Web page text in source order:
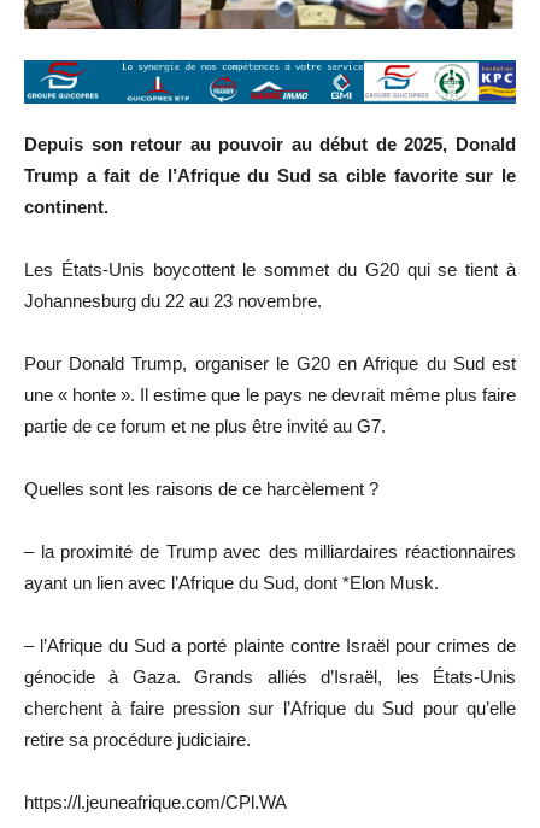
Depuis son retour au pouvoir au début de 2025, Donald
Trump a fait de l’Afrique du Sud sa cible favorite sur le
continent.
Les États-Unis boycottent le sommet du G20 qui se tient à
Johannesburg du 22 au 23 novembre.
Pour Donald Trump, organiser le G20 en Afrique du Sud est
une « honte ». Il estime que le pays ne devrait même plus faire
partie de ce forum et ne plus être invité au G7.
Quelles sont les raisons de ce harcèlement ?
– la proximité de Trump avec des milliardaires réactionnaires
ayant un lien avec l’Afrique du Sud, dont *Elon Musk.
– l’Afrique du Sud a porté plainte contre Israël pour crimes de
génocide à Gaza. Grands alliés d’Israël, les États-Unis
cherchent à faire pression sur l’Afrique du Sud pour qu’elle
retire sa procédure judiciaire.
https://l.jeuneafrique.com/CPl.WA